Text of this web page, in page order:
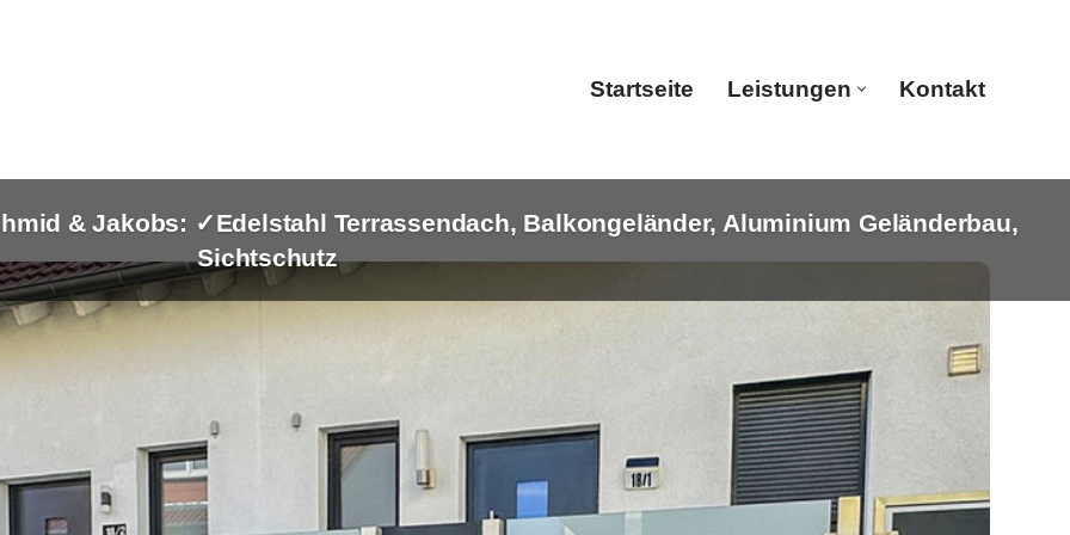
Startseite Leistungen Kontakt
& Jakobs: ✓Edelstahl Terrassendach, Balkongeländer, Aluminium Geländerbau,
Sichtschutz